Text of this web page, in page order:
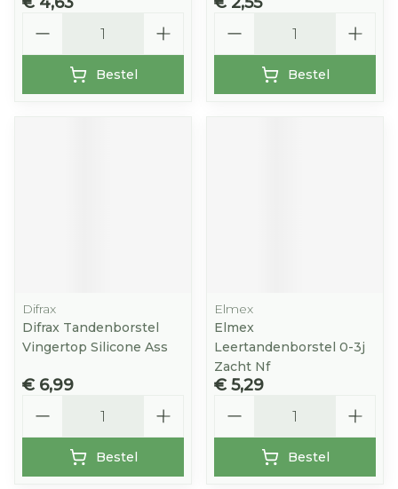
Bestel Bestel
Difrax
Difrax Tandenborstel
Vingertop Silicone Ass
€ 6,99
Bestel
Elmex
Elmex
Leertandenborstel 0-3j
Zacht Nf
€ 5,29
Bestel